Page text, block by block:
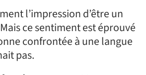
l’impression d’être un
ce sentiment est éprouvé
confrontée à une langue
pas.